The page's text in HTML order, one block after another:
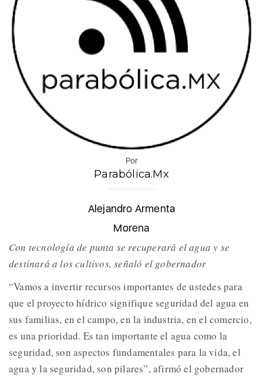
Por
Parabólica.Mx
Alejandro Armenta
Morena
Con tecnología de punta se recuperará el agua y se
destinará a los cultivos, señaló el gobernador
“Vamos a invertir recursos importantes de ustedes para
que el proyecto hídrico signifique seguridad del agua en
sus familias, en el campo, en la industria, en el comercio,
es una prioridad. Es tan importante el agua como la
seguridad, son aspectos fundamentales para la vida, el
agua y la seguridad, son pilares”, afirmó el gobernador